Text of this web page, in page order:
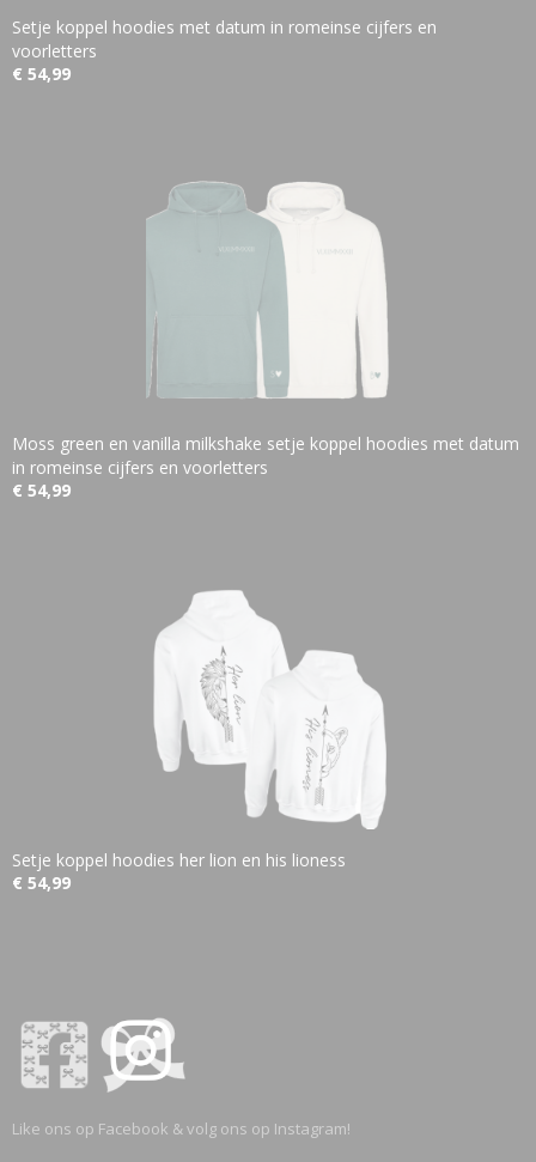
Setje koppel hoodies met datum in romeinse cijfers en
voorletters
€ 54,99
Moss green en vanilla milkshake setje koppel hoodies met datum
in romeinse cijfers en voorletters
€ 54,99
Setje koppel hoodies her lion en his lioness
€ 54,99
Like ons op Facebook & volg ons op Instagram!